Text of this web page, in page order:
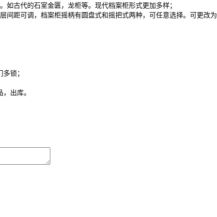
古代的石室金匮，龙柜等。现代档案柜形式更加多样；
可调，档案柜摇柄有圆盘式和摇把式两种，可任意选择。可更改为
锁；
出库。